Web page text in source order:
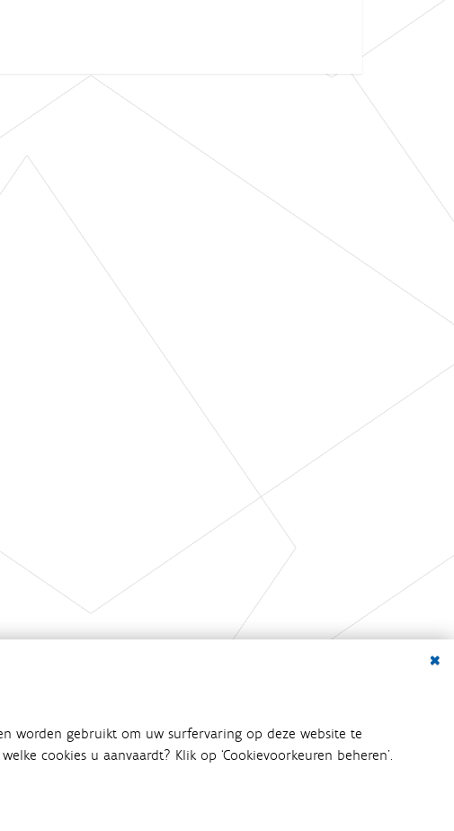
worden gebruikt om uw surfervaring op deze website te
cookies u aanvaardt? Klik op ‘Cookievoorkeuren beheren’.
die bij het waterbeleid betrokken